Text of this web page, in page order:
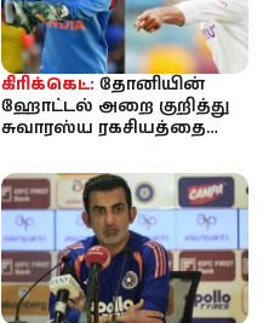
கிரிக்கெட்: தோனியின்
ஹோட்டல் அறை குறித்து
சுவாரஸ்ய ரகசியத்தை